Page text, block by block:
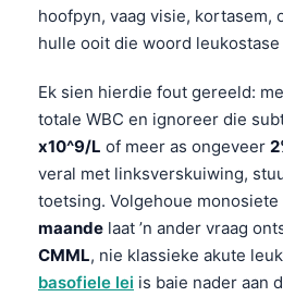
hoofpyn, vaag visie, kortasem,
hulle ooit die woord leukostase
Ek sien hierdie fout gereeld:
totale WBC en ignoreer die
x10^9/L of meer as ongeveer
veral met linksverskuiwing,
toetsing. Volgehoue monosiete
maande laat ’n ander vraag
CMML, nie klassieke akute
basofiele lei is baie nader aan